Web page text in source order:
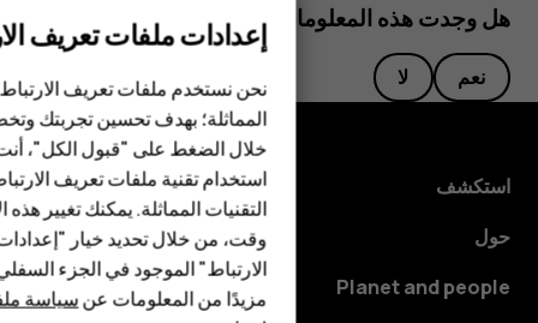
الهواتف الذكية
الهواتف المميزة
الأكسسوارات
HMD Terra M
HMD DUB
هل وجدت هذه المعلومات مفيدة؟
نعم لا
استكشف
حول
Planet and people
إعدادات ملفات تعريف
نحن نستخدم ملفات تعريف
المماثلة؛ بهدف تحسين تجربتك
خلال الضغط على "قبول الكل"،
استخدام تقنية ملفات تعريف
التقنيات المماثلة. يمكنك تغيير
وقت، من خلال تحديد خيار
الارتباط" الموجود في الجزء
مزيدًا من المعلومات عنسياسة